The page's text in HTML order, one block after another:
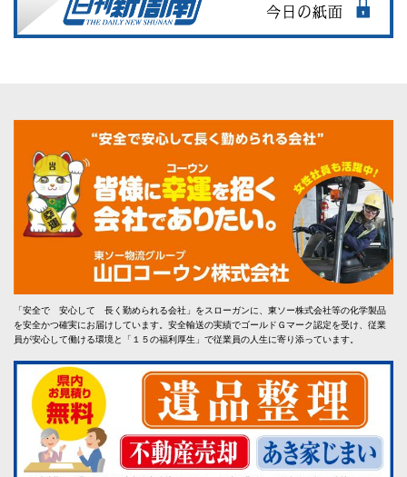
「安全で 安心して 長く勤められる会社」をスローガンに、東ソー株式会社等の化学製品
を安全かつ確実にお届けしています。安全輸送の実績でゴールドＧマーク認定を受け、従業
員が安心して働ける環境と「１５の福利厚生」で従業員の人生に寄り添っています。